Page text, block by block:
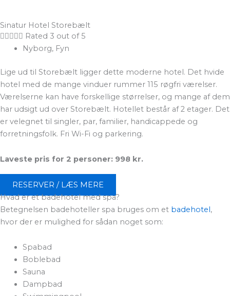
Sinatur Hotel Storebælt
 Rated 3 out of 5
Nyborg, Fyn
Lige ud til Storebælt ligger dette moderne hotel. Det hvide
hotel med de mange vinduer rummer 115 røgfri værelser.
Værelserne kan have forskellige størrelser, og mange af dem
har udsigt ud over Storebælt. Hotellet består af 2 etager. Det
er velegnet til singler, par, familier, handicappede og
forretningsfolk. Fri Wi-Fi og parkering.
Laveste pris for 2 personer: 998 kr.
RESERVER / LÆS MERE
Hvad er et badehotel med spa?
Betegnelsen badehoteller spa bruges om et badehotel,
hvor der er mulighed for sådan noget som:
Spabad
Boblebad
Sauna
Dampbad